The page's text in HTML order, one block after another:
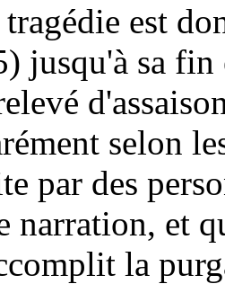
est
jusqu'à sa fin
selon
par des
narration, et
la